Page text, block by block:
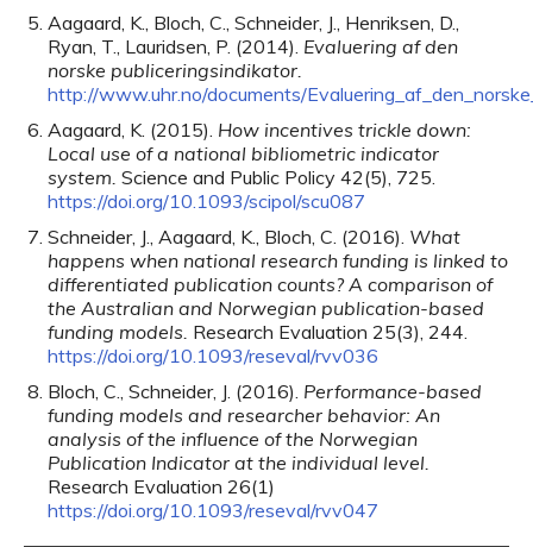
Aagaard K. Bloch C. Schneider, J. Henriksen D.
Ryan T. Lauridsen P. (2014). Evaluering af den
norske publiceringsindikator.
http://www.uhr.no/documents/
Aagaard K. (2015). How incentives trickle down:
Local use of a national bibliometric indicator
system. Science and Public Policy 42(5) 725
https://doi.org/10.1093/scipol/scu087
Schneider, J. Aagaard K. Bloch C. (2016). What
happens when national research funding is linked to
differentiated publication counts? A comparison of
the Australian and Norwegian publication-based
funding models. Research Evaluation 25(3) 244
https://doi.org/10.1093/reseval/rvv036
Bloch C. Schneider, J. (2016). Performance-based
funding models and researcher behavior: An
analysis of the influence of the Norwegian
Publication Indicator at the individual level.
Research Evaluation 26(1)
https://doi.org/10.1093/reseval/rvv047